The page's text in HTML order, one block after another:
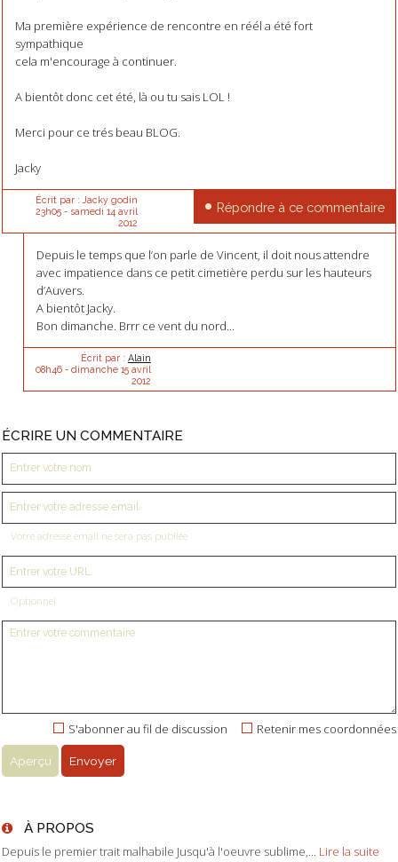
Ma première expérience de rencontre en réél a été fort
sympathique
cela m'encourage à continuer.
A bientôt donc cet été, là ou tu sais LOL !
Merci pour ce trés beau BLOG.
Jacky
Écrit par : Jacky godin
23h05- samedi 14 avril
2012
Répondre à ce commentaire
Depuis le temps que l’on parle de Vincent, il doit nous attendre
avec impatience dans ce petit cimetière perdu sur les hauteurs
d’Auvers.
A bientôt Jacky.
Bon dimanche. Brrr ce vent du nord...
Écrit par : Alain
08h46- dimanche 15 avril
2012
ÉCRIRE UN COMMENTAIRE
Votre adresse email ne sera pas publiée
Optionnel
Retenir mes coordonnées
S'abonner au fil de discussion
À PROPOS
Depuis le premier trait malhabile Jusqu'à l'oeuvre sublime,... Lire la suite